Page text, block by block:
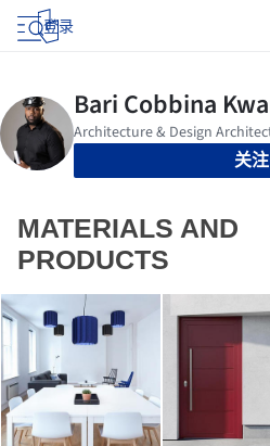
登录
关注
MATERIALS AND
PRODUCTS